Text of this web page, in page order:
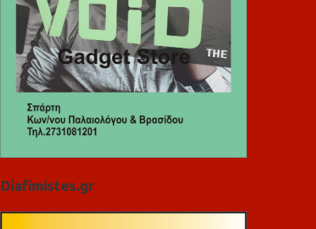
Diafimistes.gr